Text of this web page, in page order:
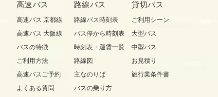
高速バス
高速バス 京都線
高速バス 大阪線
バスの特徴
ご利用方法
高速バスご予約
よくある質問
路線バス
路線バス時刻表
バス停から時刻表
時刻表・運賃一覧
路線図
主なのりば
バスの乗り方
貸切バス
ご利用シーン
大型バス
中型バス
お見積り
旅行業条件書